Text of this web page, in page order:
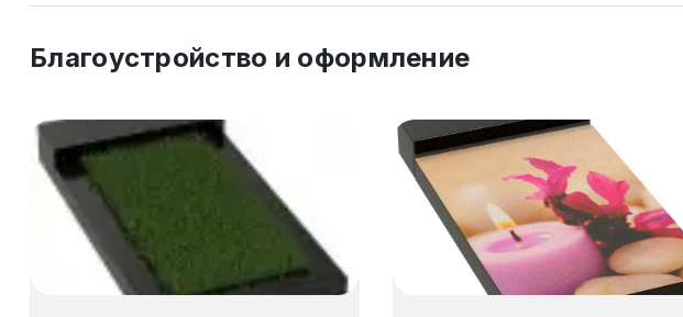
Благоустройство и оформление